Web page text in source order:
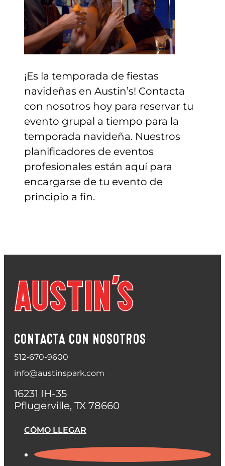
¡Es la temporada de fiestas
navideñas en Austin’s! Contacta
con nosotros hoy para reservar tu
evento grupal a tiempo para la
temporada navideña. Nuestros
planificadores de eventos
profesionales están aquí para
encargarse de tu evento de
principio a fin.
CONTACTA CON NOSOTROS
512-670-9600
info@austinspark.com
16231 IH-35
Pflugerville, TX 78660
CÓMO LLEGAR